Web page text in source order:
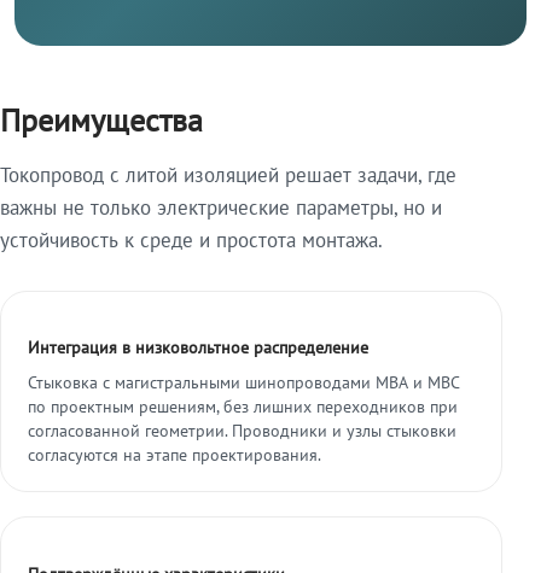
Преимущества
Токопровод с литой изоляцией решает задачи, где
важны не только электрические параметры, но и
устойчивость к среде и простота монтажа.
Интеграция в низковольтное распределение
Стыковка с магистральными шинопроводами МВА и МВС
по проектным решениям, без лишних переходников при
согласованной геометрии. Проводники и узлы стыковки
согласуются на этапе проектирования.